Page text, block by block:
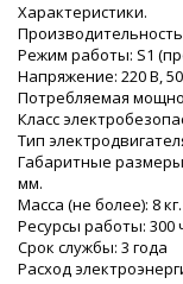
Характеристики.
Режим работы: S1
Напряжение: 220 В,
Потребляемая
Класс
Тип
Габаритные
мм.
Масса (не более): 8 кг.
Ресурсы работы: 300
Срок службы: 3 года
Расход